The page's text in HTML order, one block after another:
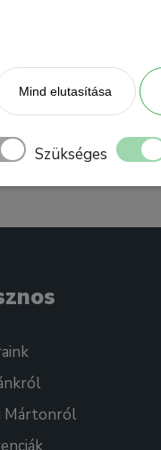
Mind elutasítása
Szükséges
Mártonról